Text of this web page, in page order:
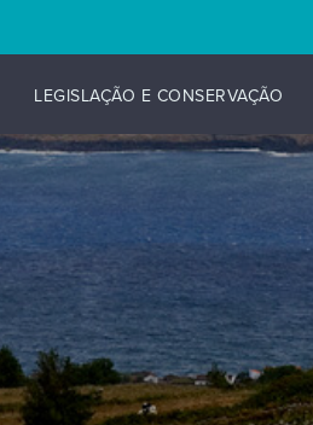
LEGISLAÇÃO E CONSERVAÇÃO